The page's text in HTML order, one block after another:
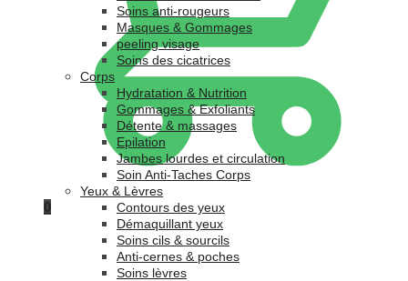
0
Soins anti-rougeurs
Masques & Gommages
peeling visage
Soins des cicatrices
Corps
Hydratation & Nutrition
Gommages & Exfoliants
Détente & massages
Epilation
Jambes lourdes et circulation
Soin Anti-Taches Corps
Yeux & Lèvres
Contours des yeux
Démaquillant yeux
Soins cils & sourcils
Anti-cernes & poches
Soins lèvres